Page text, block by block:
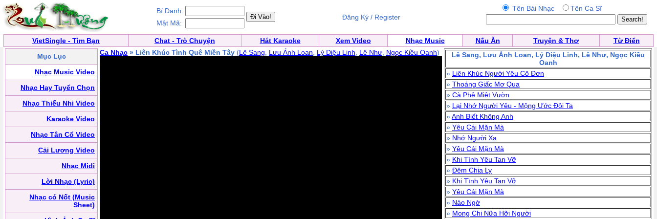
Bí Danh:
Mật Mã:
Đăng Ký / Register
Tên Bài Nhạc Tên Ca Sĩ
VietSingle - Tìm Bạn Chat - Trò Chuyện Hát Karaoke Xem Video Nhạc Music Nấu Ăn Truyện & Thơ
Từ Điển
Mục Lục
Nhạc Music Video
Nhạc Hay Tuyển Chọn
Nhạc Thiếu Nhi Video
Karaoke Video
Nhạc Tân Cổ Video
Cải Lương Video
Nhạc Midi
Lời Nhạc (Lyric)
Nhạc có Nốt (Music
Sheet)
Ca Nhạc » Liên Khúc Tình Quê Miền Tây (Lê Sang Lưu Ánh Loan Lý Diệu Linh Lê Như Ngọc Kiều Oanh)
Lê Sang, Lưu Ánh Loan, Lý Diệu Linh, Lê Như, Ngọc Kiều
Oanh
» Liên Khúc Người Yêu Cô Đơn
» Thoáng Giấc Mơ Qua
» Cà Phê Miệt Vườn
» Lại Nhớ Người Yêu - Mộng Ước Đôi Ta
»Anh Biết Không Anh
» Yêu Cái Mặn Mà
» Nhớ Người Xa
» Yêu Cái Mặn Mà
» Khi Tình Yêu Tan Vỡ
» Đêm Chia Ly
» Khi Tình Yêu Tan Vỡ
» Yêu Cái Mặn Mà
» Nào Ngờ
» Mong Chi Nữa Hỡi Người